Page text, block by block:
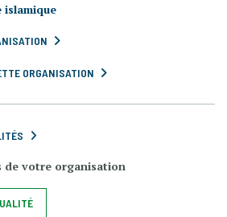
islamique
ORGANISATION
de votre organisation